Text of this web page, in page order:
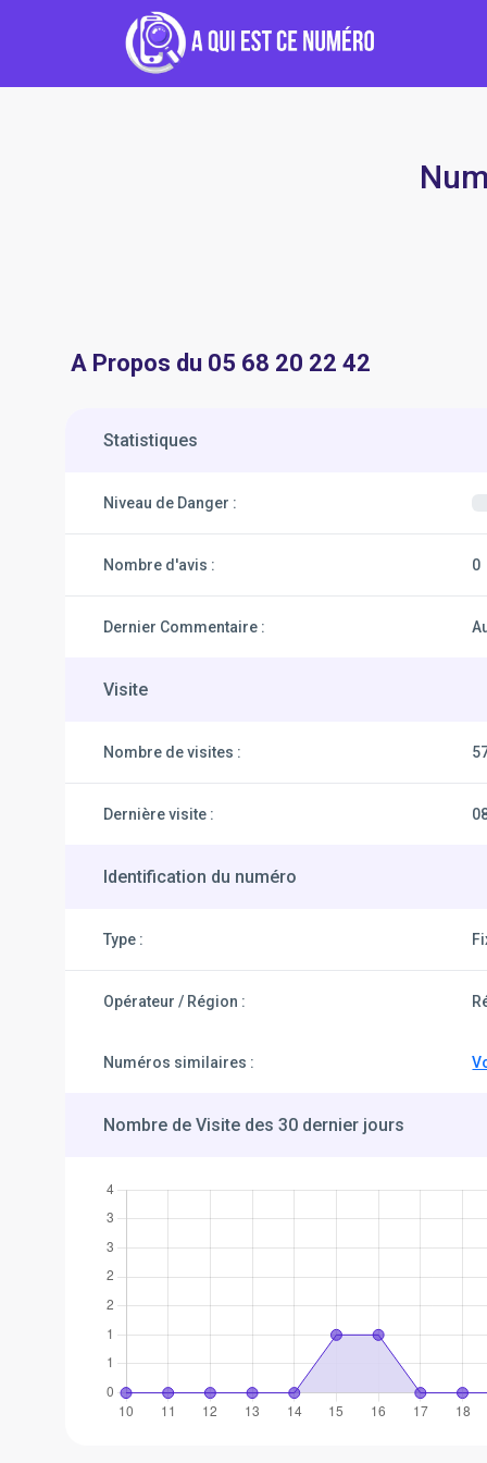
A Propos du 05 68 20 22 42
Statistiques
Niveau de Danger :
Nombre d'avis : 0
Dernier Commentaire :
Visite
Nombre de visites :
Dernière visite :
Identification du numéro
Type :
Opérateur / Région :
Numéros similaires :
Nombre de Visite des 30 dernier jours